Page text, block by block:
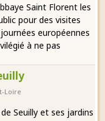
Saint Florent les
pour des visites
européennes
à ne pas
Loire
Seuilly et ses jardins